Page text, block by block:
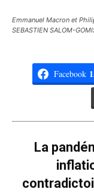
Emmanuel Macron et
SEBASTIEN SALOM-
Facebook
La